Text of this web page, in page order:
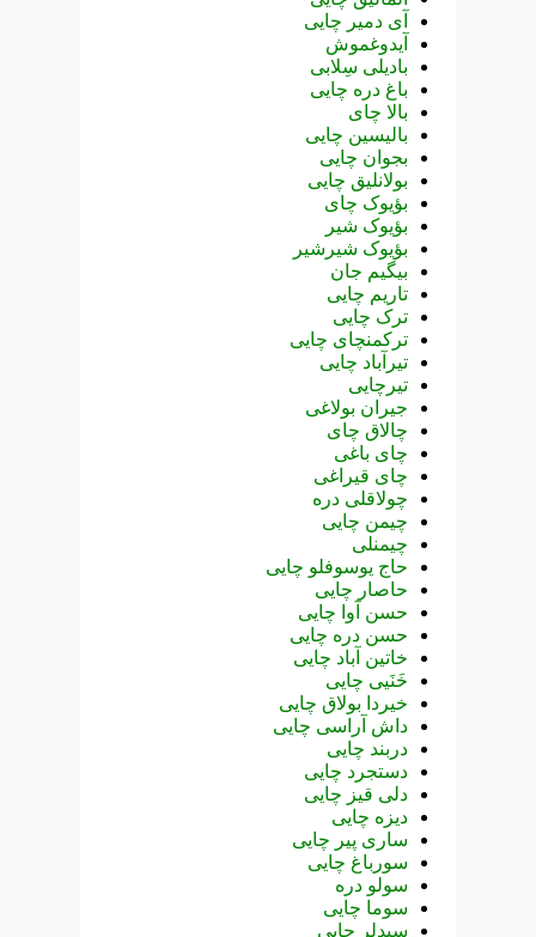
آی دمیر چایی
آیدوغموش
بادیلی سِلابی
باغ دره چایی
بالا چای
بالیسین چایی
بجوان چایی
بولانلیق چایی
بؤیوک چای
بؤیوک شیر
بؤیوک شیرشیر
بیگیم جان
تاریم چایی
ترک چایی
ترکمنچای چایی
تیرآباد چایی
تیرچایی
جیران بولاغی
چالاق چای
چای باغی
چای قیراغی
چولاقلی دره
چیمن چایی
چیمنلی
حاج یوسوفلو چایی
حاصار چایی
حسن آوا چایی
حسن دره چایی
خاتین آباد چایی
خَنَیی چایی
خیردا بولاق چایی
داش آراسی چایی
دربند چایی
دستجرد چایی
دلی قیز چایی
دیزه چایی
ساری پیر چایی
سورباغ چایی
سولو دره
سوما چایی
سیدلر چایی